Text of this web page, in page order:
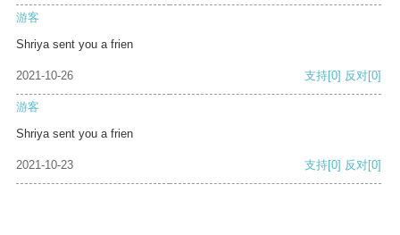
游客
Shriya sent you a frien
2021-10-26 支持[0] 反对[0]
游客
Shriya sent you a frien
2021-10-23 支持[0] 反对[0]